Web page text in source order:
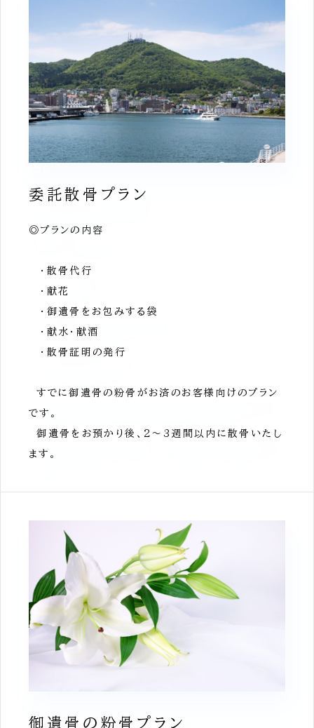
委託散骨プラン
◎プランの内容
・散骨代行
・献花
・御遺骨をお包みする袋
・献水・献酒
・散骨証明の発行
すでに御遺骨の粉骨がお済のお客様向けのプラン
です。
御遺骨をお預かり後、2～3週間以内に散骨いたし
ます。